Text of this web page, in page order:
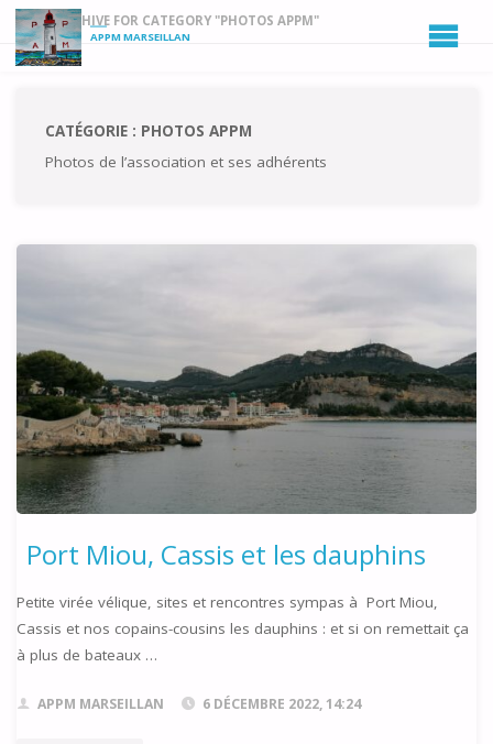
APPM MARSEILLAN
HOMEARCHIVE FOR CATEGORY "PHOTOS APPM"
CATÉGORIE : PHOTOS APPM
Photos de l’association et ses adhérents
Port Miou, Cassis et les dauphins
Petite virée vélique, sites et rencontres sympas à Port Miou,
Cassis et nos copains-cousins les dauphins : et si on remettait ça
à plus de bateaux …
APPM MARSEILLAN 6 DÉCEMBRE 2022, 14:24